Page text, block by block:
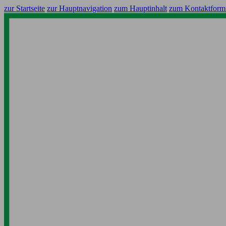
zur Startseite zur Hauptnavigation zum Hauptinhalt zum